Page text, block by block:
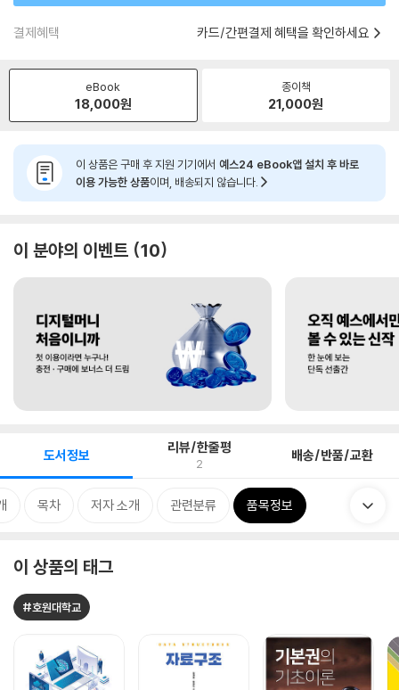
결제혜택 카드/간편결제 혜택을 확인하세요
eBook
18,000원
종이책
21,000원
이 상품은 구매 후 지원 기기에서 예스24 eBook앱 설치 후 바로
이용 가능한 상품이며, 배송되지 않습니다.
이 분야의 이벤트 10
도서정보 리뷰/한줄평
2 배송/반품/교환
목차 저자 소개 관련분류 품목정보
이 상품의 태그
#호원대학교